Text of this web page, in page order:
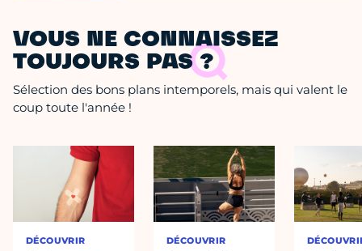
VOUS NE CONNAISSEZ
TOUJOURS PAS ?
Sélection des bons plans intemporels, mais qui valent le
coup toute l'année !
DÉCOUVRIR DÉCOUVRIR